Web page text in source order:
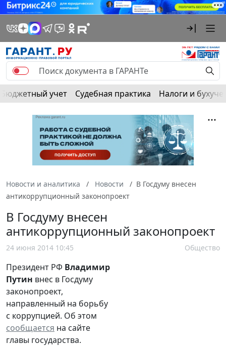
Бюджетный учет Судебная практика Налоги и
Новости и аналитика Новости
В Госдуму внесен
антикоррупционный законопроект
В Госдуму внесен
антикоррупционный законопроект
24 июня 2014 10:45 Общество
Президент РФ Владимир
Путин внес в Госдуму
законопроект,
направленный на борьбу
с коррупцией. Об этом
сообщается на сайте
главы государства.